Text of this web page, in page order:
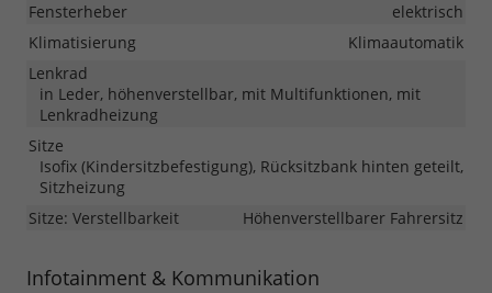
Fensterheber
elektrisch
Klimatisierung
Klimaautomatik
Lenkrad
in Leder, höhenverstellbar, mit Multifunktionen, mit
Lenkradheizung
Sitze
Isofix (Kindersitzbefestigung), Rücksitzbank hinten geteilt,
Sitzheizung
Sitze: Verstellbarkeit
Höhenverstellbarer Fahrersitz
Infotainment & Kommunikation